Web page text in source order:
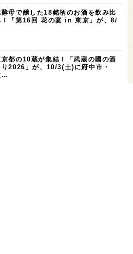
酵母で醸した18銘柄のお酒を飲み比
！「第16回 花の宴 in 東京」が、8/
京都の10蔵が集結！「武蔵の國の酒
り2026」が、10/3(土)に府中市・
…